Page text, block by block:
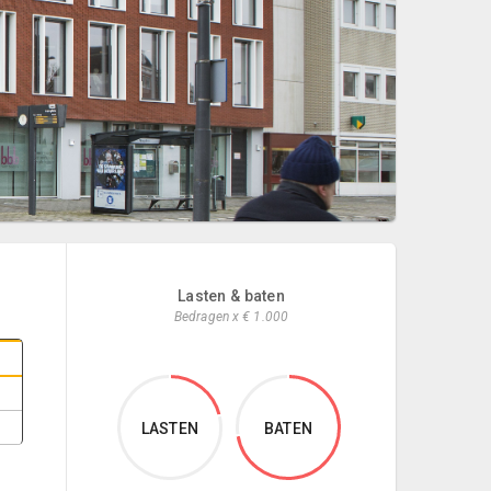
Lasten & baten
Bedragen x € 1.000
LASTEN BATEN